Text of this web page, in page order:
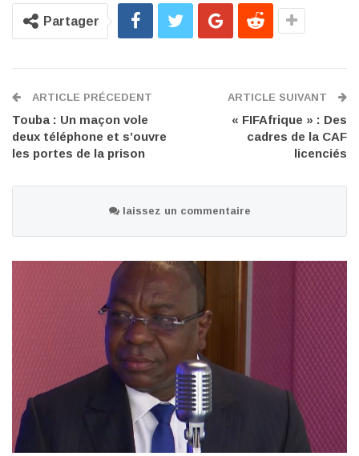
Partager
ARTICLE PRÉCEDENT
Touba : Un maçon vole
deux téléphone et s’ouvre
les portes de la prison
ARTICLE SUIVANT
« FIFAfrique » : Des
cadres de la CAF
licenciés
laissez un commentaire